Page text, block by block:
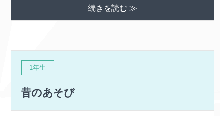
続きを読む ≫
1年生
昔のあそび